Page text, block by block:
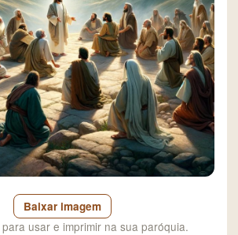
Baixar imagem
usar e imprimir na sua paróquia.